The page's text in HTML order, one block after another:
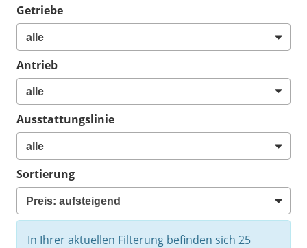
Getriebe
Antrieb
Ausstattungslinie
Sortierung
In Ihrer aktuellen Filterung befinden sich 25